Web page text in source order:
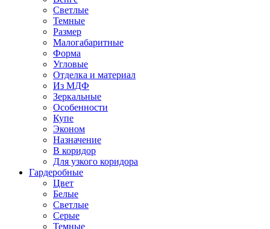
Светлые
Темные
Размер
Малогабаритные
Форма
Угловые
Отделка и материал
Из МДФ
Зеркальные
Особенности
Купе
Эконом
Назначение
В коридор
Для узкого коридора
Гардеробные
Цвет
Белые
Светлые
Серые
Темные